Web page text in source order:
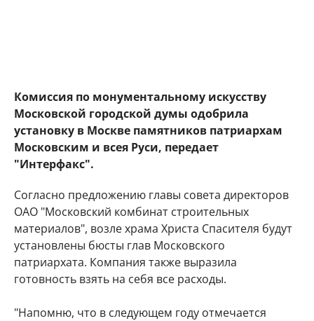
Комиссия по монументальному искусству
Московской городской думы одобрила
установку в Москве памятников патриархам
Московским и всея Руси, передает
"Интерфакс".
Согласно предложению главы совета директоров
ОАО "Московский комбинат строительных
материалов", возле храма Христа Спасителя будут
установлены бюсты глав Московского
патриархата. Компания также выразила
готовность взять на себя все расходы.
"Напомню, что в следующем году отмечается